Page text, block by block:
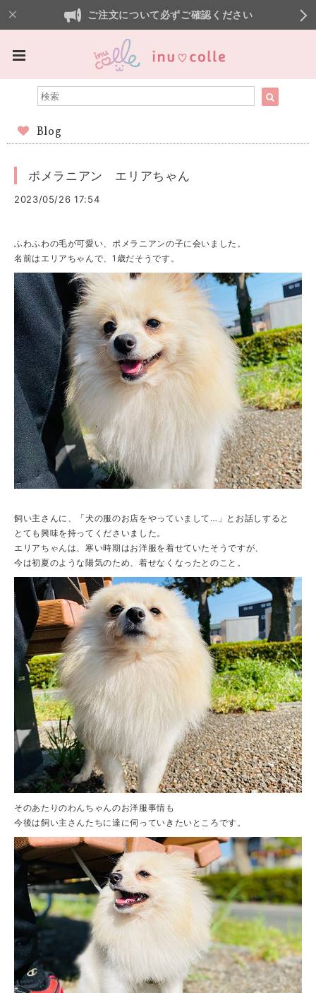
ご注文について必ずご確認ください
Blog
ポメラニアン エリアちゃん
2023/05/26 17:54
ふわふわの毛が可愛い、ポメラニアンの子に会いました。
名前はエリアちゃんで、1歳だそうです。
飼い主さんに、「犬の服のお店をやっていまして…」とお話しすると
とても興味を持ってくださいました。
エリアちゃんは、寒い時期はお洋服を着せていたそうですが、
今は初夏のような陽気のため、着せなくなったとのこと。
そのあたりのわんちゃんのお洋服事情も
今後は飼い主さんたちに達に伺っていきたいところです。